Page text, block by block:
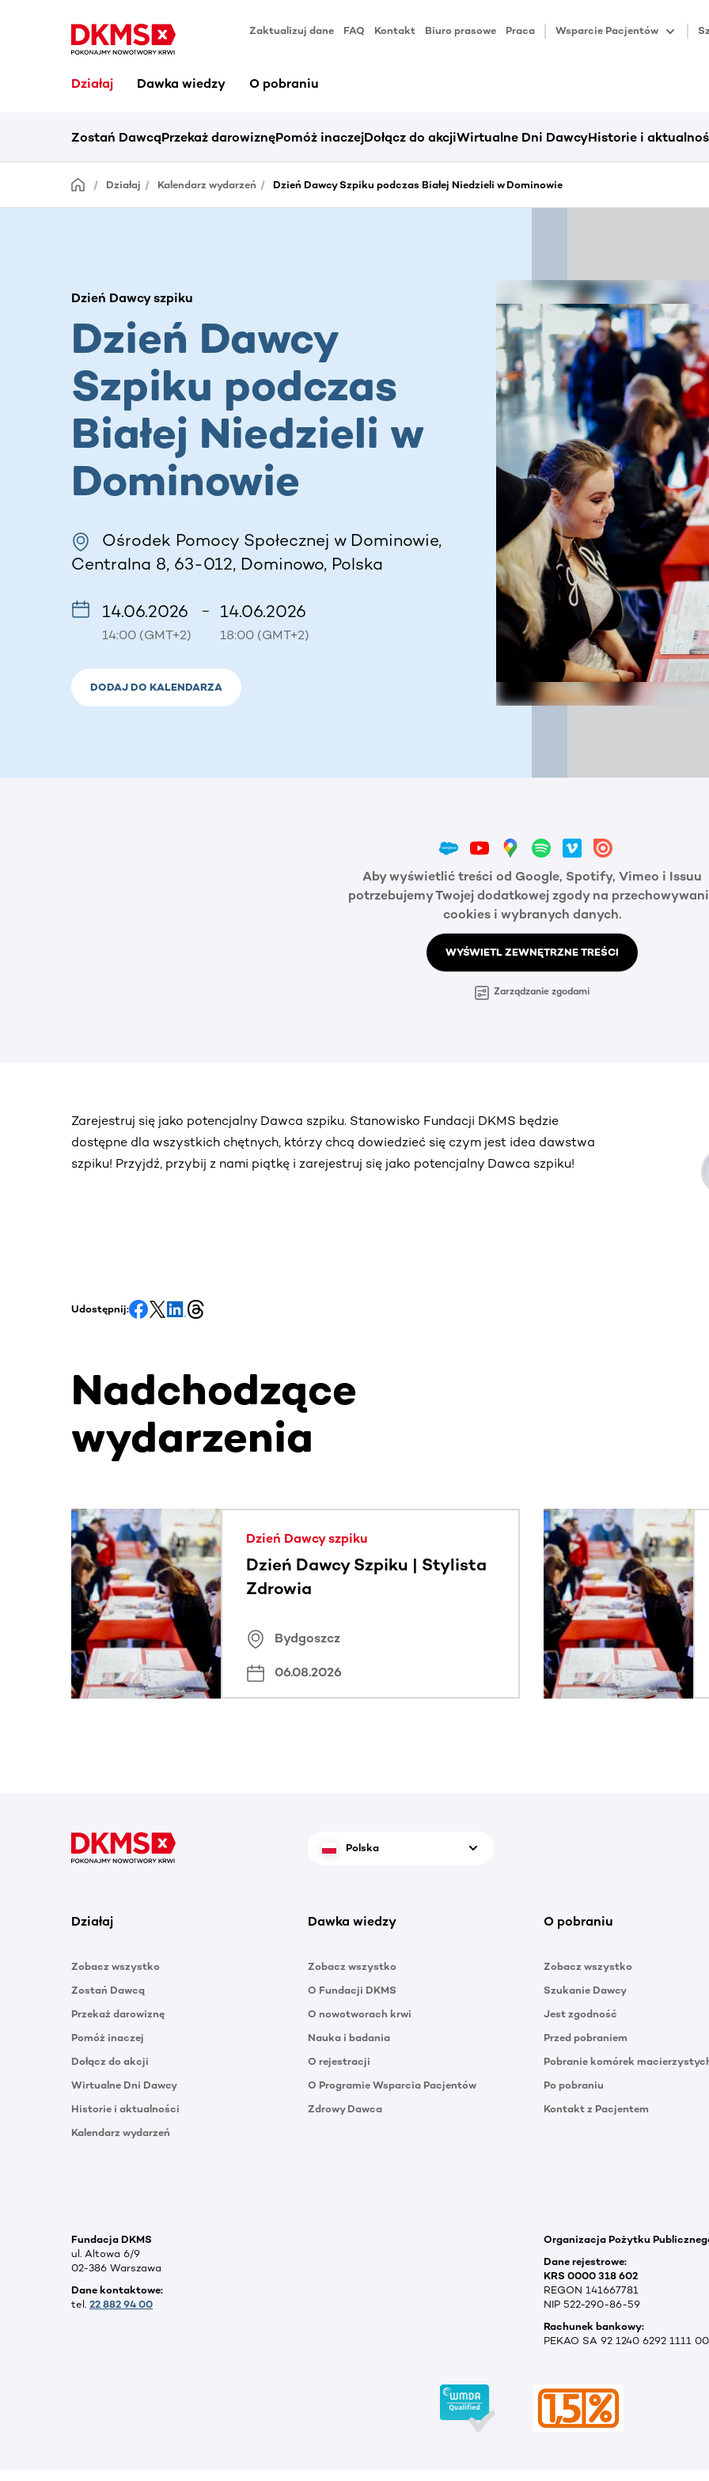
Zaktualizuj dane FAQ Kontakt Biuro prasowe Praca Wsparcie Pacjentów
Działaj Dawka wiedzy O pobraniu
Zostań DawcąPrzekaż darowiznęPomóż inaczejDołącz do akcjiWirtualne Dni DawcyHistorie i
Działaj Kalendarz wydarzeń Dzień Dawcy Szpiku podczas Białej Niedzieli w Dominowie
Dzień Dawcy szpiku
Dzień Dawcy
Szpiku podczas
Białej Niedzieli w
Dominowie
Ośrodek Pomocy Społecznej w Dominowie,
Centralna 8, 63-012, Dominowo, Polska
14.06.2026
14:00 (GMT+2)
– 14.06.2026
18:00 (GMT+2)
DODAJ DO KALENDARZA
Aby wyświetlić treści od Google, Spotify, Vimeo i Issuu
potrzebujemy Twojej dodatkowej zgody na
cookies i wybranych danych.
WYŚWIETL ZEWNĘTRZNE TREŚCI
Zarządzanie zgodami
Zarejestruj się jako potencjalny Dawca szpiku. Stanowisko Fundacji DKMS będzie
dostępne dla wszystkich chętnych, którzy chcą dowiedzieć się czym jest idea dawstwa
szpiku! Przyjdź, przybij z nami piątkę i zarejestruj się jako potencjalny Dawca szpiku!
Udostępnij:
Nadchodzące
wydarzenia
Ta sekcja zawiera treści przewijane w poziomie. Użyj klawisza Tab lub przesuń palcem, aby zobaczyć
Dzień Dawcy szpiku
Dzień Dawcy Szpiku | Stylista
Zdrowia
Bydgoszcz
06.08.2026
Polska
Działaj
Zobacz wszystko
Zostań Dawcą
Przekaż darowiznę
Pomóż inaczej
Dołącz do akcji
Wirtualne Dni Dawcy
Historie i aktualności
Kalendarz wydarzeń
Dawka wiedzy
Zobacz wszystko
O Fundacji DKMS
O nowotworach krwi
Nauka i badania
O rejestracji
O Programie Wsparcia Pacjentów
Zdrowy Dawca
O pobraniu
Zobacz wszystko
Szukanie Dawcy
Jest zgodność
Przed pobraniem
Pobranie komórek
Po pobraniu
Kontakt z Pacjentem
Fundacja DKMS
ul. Altowa 6/9
02-386 Warszawa
Dane kontaktowe:
tel. 22 882 94 00
Organizacja Pożytku
Dane rejestrowe:
KRS 0000 318 602
REGON 141667781
NIP 522-290-86-59
Rachunek bankowy:
PEKAO SA 92 1240 6292 1111